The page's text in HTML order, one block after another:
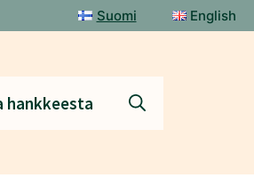
Suomi English
hankkeesta